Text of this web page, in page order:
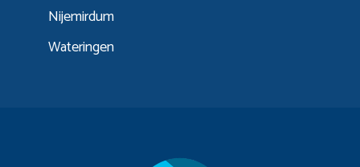
Nijemirdum
Wateringen